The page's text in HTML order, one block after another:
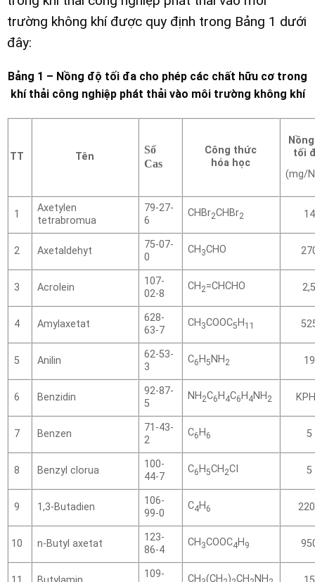
trường không khí được quy định trong Bảng 1 dưới
đây:
Bảng 1 – Nồng độ tối đa cho phép các chất hữu cơ trong
khí thải công nghiệp phát thải vào môi trường không khí
TT Tên
Số
Cas
Công thức
hóa học
tối
(mg/
1
Axetylen
tetrabromua
79-27-
6
CHBr2CHBr2 14
2 Axetaldehyt
75-07-
0
CH 3CHO
3 Acrolein
107-
02-8
CH 2=CHCHO
4 Amylaxetat
628-
63-7
CH 3COOC5 H 11
5 Anilin
62-53-
3
C6 H5 NH 2 19
6 Benzidin
92-87-
5
NH 2C6 H 4C6 H 4NH 2
7 Benzen
71-43-
2
C6 H 6 5
8 Benzyl clorua
100-
44-7
C6 H5CH 2CI 5
9 1,3-Butadien
106-
99-0
C4H 6
10 n-Butyl axetat
123-
86-4
CH 3COOC4H 9
109-
CH (CH ) CH NH